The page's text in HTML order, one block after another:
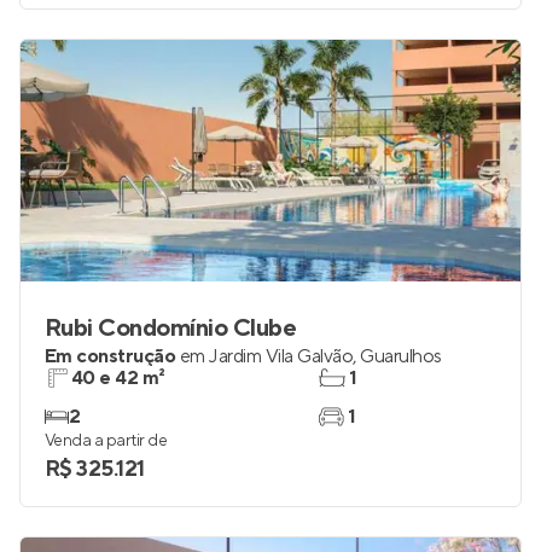
Rubi Condomínio Clube
Em construção em Jardim Vila Galvão, Guarulhos
40 e 42 m²
2
1
1
Venda a partir de
R$ 325.121